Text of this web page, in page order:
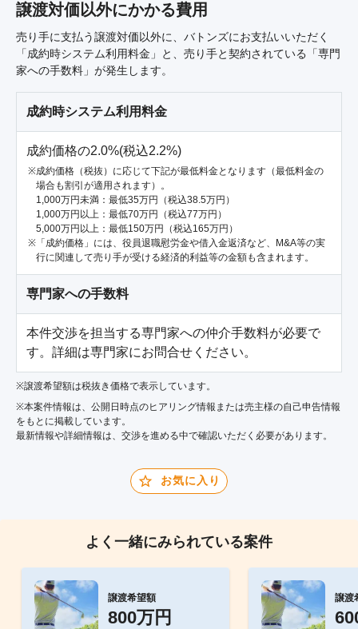
譲渡対価以外にかかる費用
売り手に支払う譲渡対価以外に、バトンズにお支払いいただく
「成約時システム利用料金」と、売り手と契約されている「専門
家への手数料」が発生します。
成約時システム利用料金
成約価格の2.0%(税込2.2%)
成約価格（税抜）に応じて下記が最低料金となります（最低料金の
場合も割引が適用されます）。
1,000万円未満：最低35万円（税込38.5万円）
1,000万円以上：最低70万円（税込77万円）
5,000万円以上：最低150万円（税込165万円）
「成約価格」には、役員退職慰労金や借入金返済など、M&A等の実
行に関連して売り手が受ける経済的利益等の金額も含まれます。
専門家への手数料
本件交渉を担当する専門家への仲介手数料が必要で
す。詳細は専門家にお問合せください。
※譲渡希望額は税抜き価格で表示しています。
※本案件情報は、公開日時点のヒアリング情報または売主様の自己申告情報
をもとに掲載しています。
最新情報や詳細情報は、交渉を進める中で確認いただく必要があります。
お気に入り
よく一緒にみられている案件
譲渡希望額
800万円
譲渡